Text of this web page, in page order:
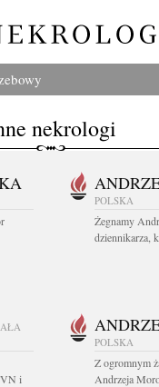
nekrologi
POLSKA
Żegnamy
dziennikarza,
i
POLSKA
Z ogromnym
Andrzeja